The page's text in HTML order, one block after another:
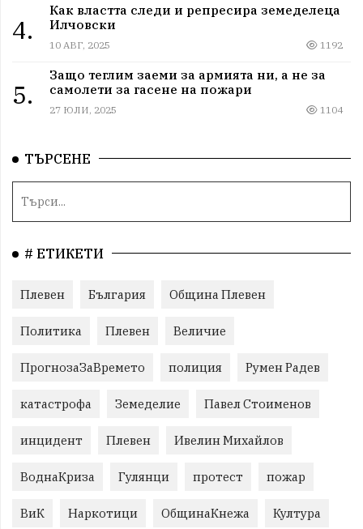
4.
Как властта следи и репресира земеделеца
Илчовски
10 АВГ, 2025 1192
5.
Защо теглим заеми за армията ни, а не за
самолети за гасене на пожари
27 ЮЛИ, 2025 1104
ТЪРСЕНЕ
# ЕТИКЕТИ
Плевен България Община Плевен
Политика Плевен Величие
ПрогнозаЗаВремето полиция Румен Радев
катастрофа Земеделие Павел Стоименов
инцидент Плевен Ивелин Михайлов
ВоднаКриза Гулянци протест пожар
ВиК Наркотици ОбщинаКнежа Култура